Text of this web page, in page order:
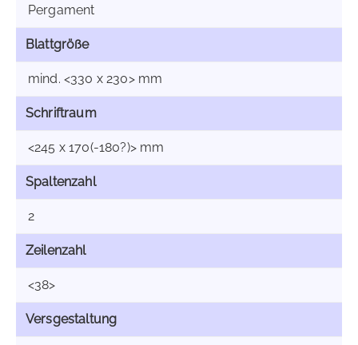
Pergament
Blattgröße
mind. <330 x 230> mm
Schriftraum
<245 x 170(-180?)> mm
Spaltenzahl
2
Zeilenzahl
<38>
Versgestaltung